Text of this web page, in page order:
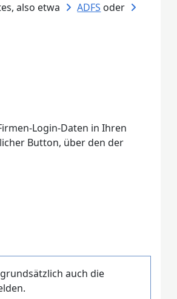
also etwa
ADFS oder
Login-Daten in Ihren
Button, über den der
auch die